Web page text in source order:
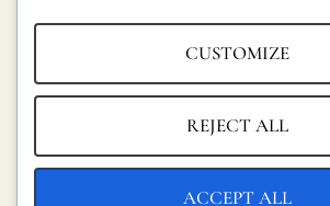
Aviso legal
Devoluciones
Catalogo para
distribuidores
Sostenibilidad
CUSTOMIZE
REJECT ALL
ACCEPT ALL